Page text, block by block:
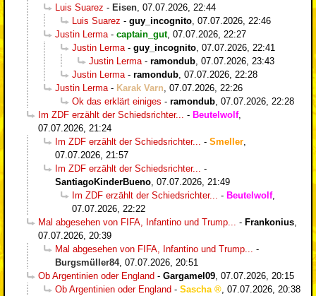
Luis Suarez - Eisen 07.07.2026, 22:44
Luis Suarez - guy_incognito 07.07.2026, 22:46
Justin Lerma - captain_gut, 07.07.2026, 22:27
Justin Lerma - guy_incognito 07.07.2026, 22:41
Justin Lerma - ramondub 07.07.2026, 23:43
Justin Lerma - ramondub 07.07.2026, 22:28
Justin Lerma - Karak Varn 07.07.2026, 22:26
Ok das erklärt einiges - ramondub 07.07.2026, 22:28
Im ZDF erzählt der Schiedsrichter...
- Beutelwolf,
07.07.2026, 21:24
Im ZDF erzählt der Schiedsrichter...
- Smeller
07.07.2026, 21:57
Im ZDF erzählt der Schiedsrichter...
-
SantiagoKinderBueno 07.07.2026, 21:49
Im ZDF erzählt der Schiedsrichter...
- Beutelwolf,
07.07.2026, 22:22
Mal abgesehen von FIFA, Infantino und Trump...
- Frankonius
07.07.2026, 20:39
Mal abgesehen von FIFA, Infantino und Trump...
-
Burgsmüller84, 07.07.2026, 20:51
Ob Argentinien oder England - Gargamel09 07.07.2026, 20:15
Ob Argentinien oder England - Sascha
07.07.2026, 20:38